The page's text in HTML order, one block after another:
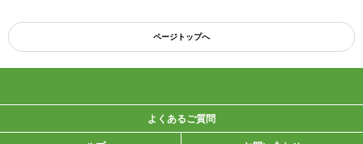
ページトップへ
よくあるご質問